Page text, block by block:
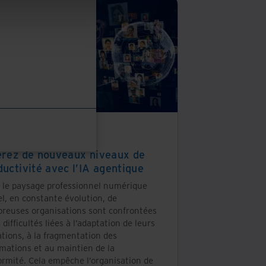
de nouveaux niveaux de
avec l’IA agentique
le paysage professionnel numérique
en constante évolution, de
organisations sont confrontées
difficultés liées à l’adaptation de leurs
à la fragmentation des
et au maintien de la
Cela empêche l’organisation de